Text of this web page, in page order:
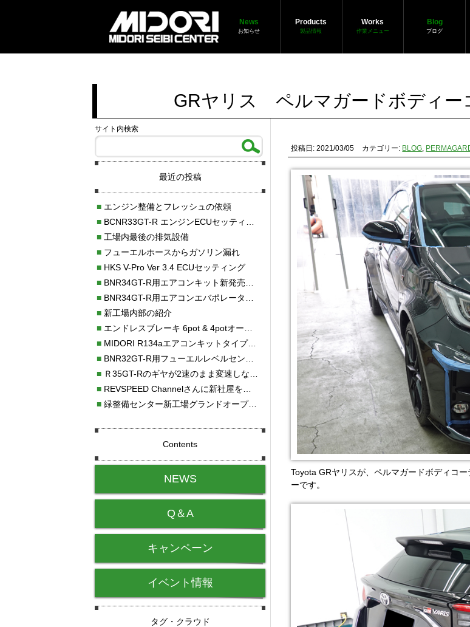
News
お知らせ
Products
製品情報
Works
作業メニュー
Blog
ブログ
GRヤリス ペルマガードボディー
投稿日: 2021/03/05 カテゴリー: BLOG,
Toyota GRヤリスが、ペルマガードボディコ
ーです。
サイト内検索
最近の投稿
■エンジン整備とフレッシュの依頼
■BCNR33GT-R エンジンECUセッティング調整
■工場内最後の排気設備
■フューエルホースからガソリン漏れ
■HKS V-Pro Ver 3.4 ECUセッティング
■BNR34GT-R用エアコンキット新発売！！
■BNR34GT-R用エアコンエバポレーターを新発売！！
■新工場内部の紹介
■エンドレスブレーキ 6pot & 4potオーバーホール
■MIDORI R134aエアコンキットタイプⅡ取り付け
■BNR32GT-R用フューエルレベルセンサー新発売！！
■Ｒ35GT-Rのギヤが2速のまま変速しない！！
■REVSPEED Channelさんに新社屋を紹介していただきました!!
■緑整備センター新工場グランドオープン・続報
Contents
NEWS
Q＆A
キャンペーン
イベント情報
タグ・クラウド